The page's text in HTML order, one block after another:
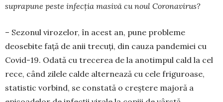
suprapune peste infecția masivă cu noul Coronavirus?
– Sezonul virozelor, în acest an, pune probleme
deosebite față de anii trecuți, din cauza pandemiei cu
Covid-19. Odată cu trecerea de la anotimpul cald la cel
rece, când zilele calde alternează cu cele fri­gu­roase,
statistic vorbind, se constată o creștere maj­oră a